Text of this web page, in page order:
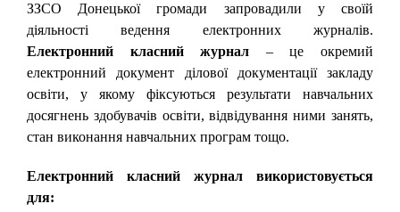
ЗЗСО Донецької громади запровадили у своїй
діяльності ведення електронних журналів.
Електронний класний журнал – це окремий
електронний документ ділової документації закладу
освіти, у якому фіксуються результати навчальних
досягнень здобувачів освіти, відвідування ними занять,
стан виконання навчальних програм тощо.
Електронний класний журнал використовується
для: